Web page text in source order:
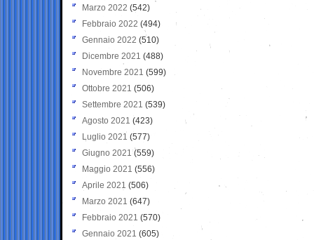
Marzo 2022 (542)
Febbraio 2022 (494)
Gennaio 2022 (510)
Dicembre 2021 (488)
Novembre 2021 (599)
Ottobre 2021 (506)
Settembre 2021 (539)
Agosto 2021 (423)
Luglio 2021 (577)
Giugno 2021(559)
Maggio 2021 (556)
Aprile 2021 (506)
Marzo 2021 (647)
Febbraio 2021 (570)
Gennaio 2021 (605)